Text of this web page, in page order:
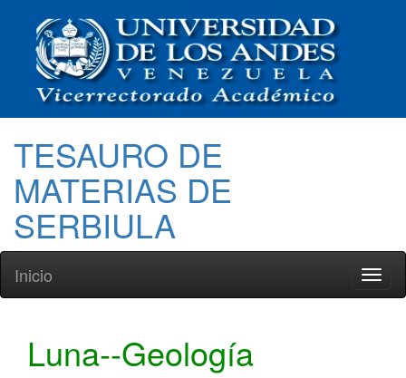
TESAURO DE
MATERIAS DE
SERBIULA
Inicio
Luna--Geología